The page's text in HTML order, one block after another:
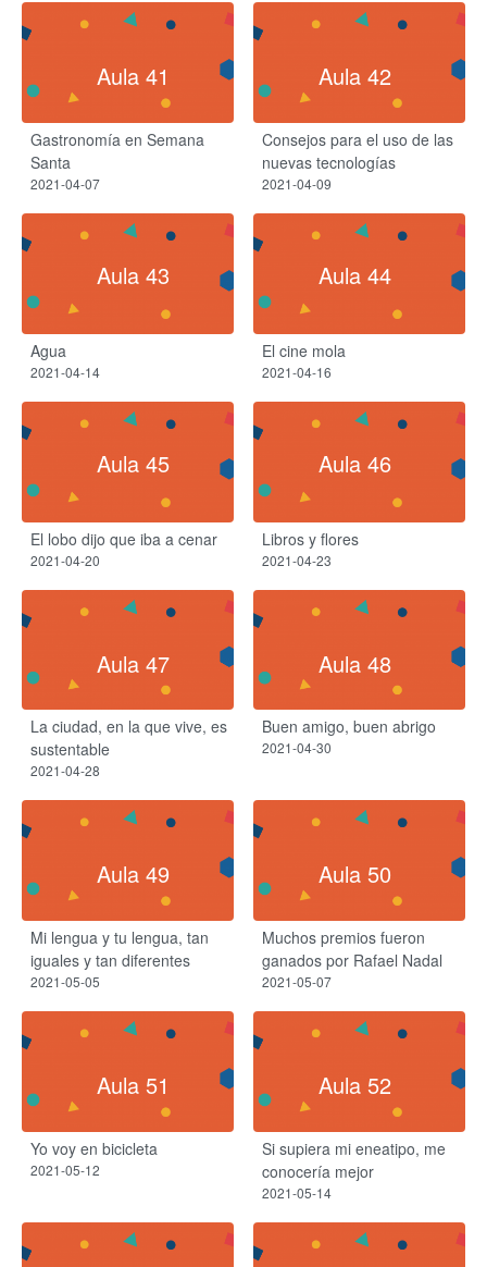
Aula 41
Gastronomía en Semana
Santa
2021-04-07
Aula 42
Consejos para el uso de las
nuevas tecnologías
2021-04-09
Aula 43
Agua
2021-04-14
Aula 44
El cine mola
2021-04-16
Aula 45
El lobo dijo que iba a cenar
2021-04-20
Aula 46
Libros y flores
2021-04-23
Aula 47
La ciudad, en la que vive, es
sustentable
2021-04-28
Aula 48
Buen amigo, buen abrigo
2021-04-30
Aula 49
Mi lengua y tu lengua, tan
iguales y tan diferentes
2021-05-05
Aula 50
Muchos premios fueron
ganados por Rafael Nadal
2021-05-07
Aula 51
Yo voy en bicicleta
2021-05-12
Aula 52
Si supiera mi eneatipo, me
conocería mejor
2021-05-14